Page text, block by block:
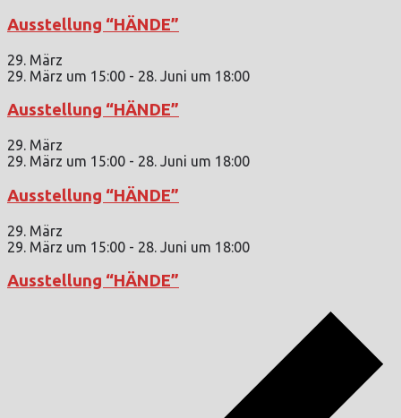
Ausstellung “HÄNDE”
29. März
29. März um 15:00 - 28. Juni um 18:00
Ausstellung “HÄNDE”
29. März
29. März um 15:00 - 28. Juni um 18:00
Ausstellung “HÄNDE”
29. März
29. März um 15:00 - 28. Juni um 18:00
Ausstellung “HÄNDE”